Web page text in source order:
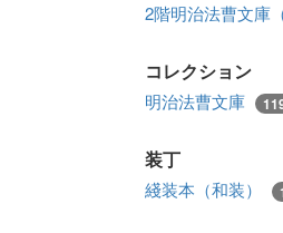
2階明治法曹文庫
コレクション
明治法曹文庫
装丁
綫装本（和装）